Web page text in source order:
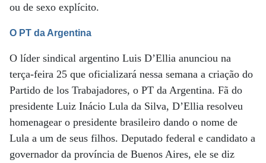
ou de sexo explícito.
O PT da Argentina
O líder sindical argentino Luis D’Ellia anunciou na
terça-feira 25 que oficializará nessa semana a criação do
Partido de los Trabajadores, o PT da Argentina. Fã do
presidente Luiz Inácio Lula da Silva, D’Ellia resolveu
homenagear o presidente brasileiro dando o nome de
Lula a um de seus filhos. Deputado federal e candidato a
governador da província de Buenos Aires, ele se diz